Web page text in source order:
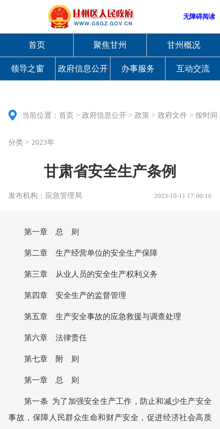
无障碍阅读
首页 聚焦甘州 甘州概况
领导之窗 政府信息公开 办事服务 互动交流
当前位置：首页 >政府信息公开 >政策 >政府文件 >按时间
分类 >2023年
甘肃省安全生产条例
发布机构：应急管理局 2023-10-11 17:00:16
第一章 总 则
第二章 生产经营单位的安全生产保障
第三章 从业人员的安全生产权利义务
第四章 安全生产的监督管理
第五章 生产安全事故的应急救援与调查处理
第六章 法律责任
第七章 附 则
第一章 总 则
第一条 为了加强安全生产工作，防止和减少生产安全
事故，保障人民群众生命和财产安全，促进经济社会高质